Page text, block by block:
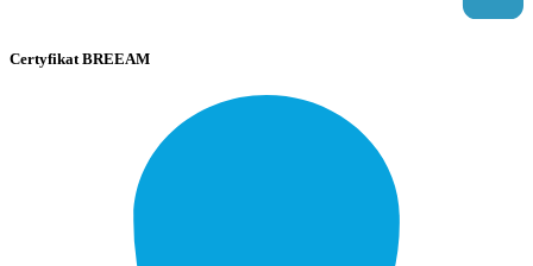
Certyfikat BREEAM